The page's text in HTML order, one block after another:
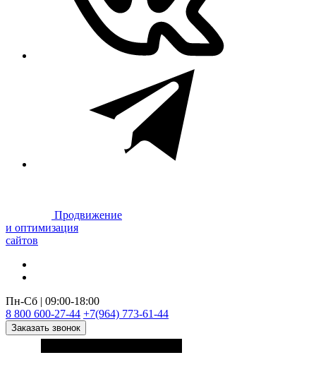
Продвижение
и оптимизация
сайтов
Пн-Сб | 09:00-18:00
8 800 600-27-44 +7(964) 773-61-44
Заказать звонок